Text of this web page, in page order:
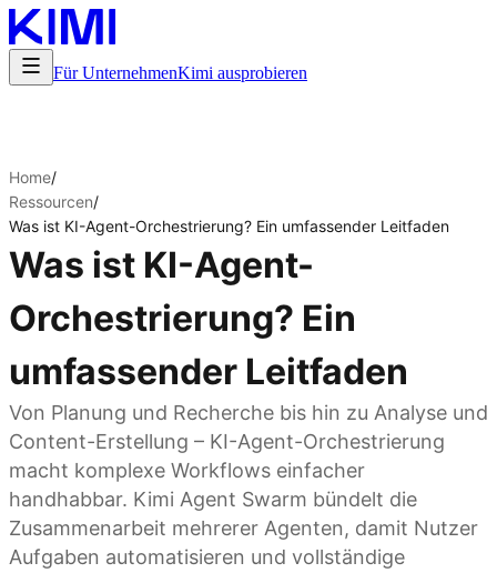
Für UnternehmenKimi ausprobieren
Home/
Ressourcen/
Was ist KI-Agent-Orchestrierung? Ein umfassender Leitfaden
Was ist KI-Agent-
Orchestrierung? Ein
umfassender Leitfaden
Von Planung und Recherche bis hin zu Analyse und
Content-Erstellung – KI-Agent-Orchestrierung
macht komplexe Workflows einfacher
handhabbar. Kimi Agent Swarm bündelt die
Zusammenarbeit mehrerer Agenten, damit Nutzer
Aufgaben automatisieren und vollständige